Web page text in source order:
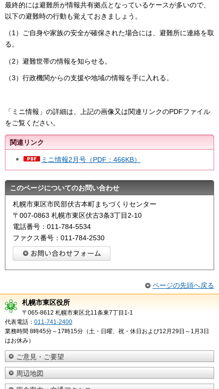
最終的には避難所が情報共有拠点となっているケースが多いので、
以下の避難時の行動も覚えておきましょう。
（1）ご自身や家族の安全が確保された場合には、避難所に連絡を取
る。
（2）避難世帯の情報を知らせる。
（3）行政機関からの支援や地域の情報を手に入れる。
「ミニ情報」の詳細は、上記の画像又は関連リンクのPDFファイル
をご覧ください。
関連リンク
ミニ情報2月号（PDF：466KB）
このページについてのお問い合わせ
札幌市東区市民部伏古本町まちづくりセンター
〒007-0863 札幌市東区伏古3条3丁目2-10
電話番号：011-784-5534
ファクス番号：011-784-2530
ページの先頭へ戻る
札幌市東区役所
〒065-8612 札幌市東区北11条東7丁目1-1
代表電話： 011-741-2400
業務時間 8時45分～17時15分（土・日曜、祝・休日および12月29日～1月3日
はお休み）
ご意見・ご要望
周辺地図